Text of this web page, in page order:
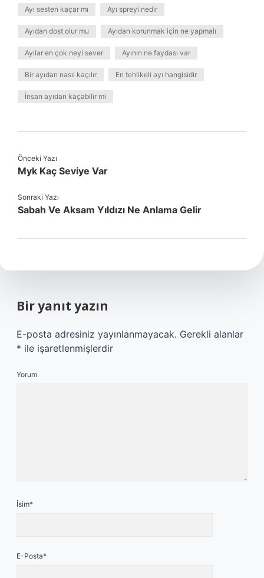
Ayı sesten kaçar mı Ayı spreyi nedir
Ayıdan dost olur mu Ayıdan korunmak için ne yapmalı
Ayılar en çok neyi sever Ayının ne faydası var
Bir ayıdan nasıl kaçılır En tehlikeli ayı hangisidir
İnsan ayıdan kaçabilir mi
Önceki Yazı
Myk Kaç Seviye Var
Sonraki Yazı
Sabah Ve Aksam Yıldızı Ne Anlama Gelir
Bir yanıt yazın
E-posta adresiniz yayınlanmayacak. Gerekli alanlar
* ile işaretlenmişlerdir
Yorum
İsim*
E-Posta*